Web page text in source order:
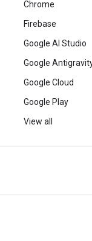
Chrome
Firebase
Google AI Studio
Google
Google Cloud
Google Play
View all